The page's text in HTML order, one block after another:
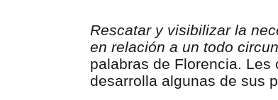
Rescatar y visibilizar la
en relación a un todo
palabras de Florencia.
desarrolla algunas de sus